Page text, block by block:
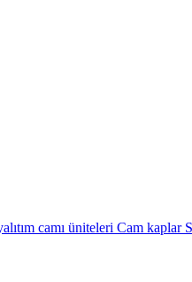
camı üniteleri Cam kaplar